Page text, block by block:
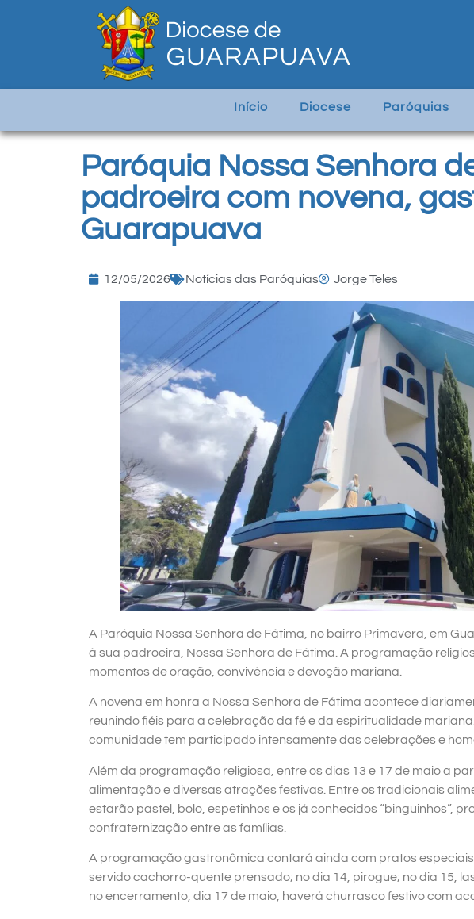
Início Diocese Paróquias
Paróquia Nossa Senhora
padroeira com novena,
Guarapuava
12/05/2026 Notícias das Paróquias Jorge Teles
A Paróquia Nossa Senhora de Fátima, no bairro Primavera, em
à sua padroeira, Nossa Senhora de Fátima. A programação
momentos de oração, convivência e devoção mariana.
A novena em honra a Nossa Senhora de Fátima acontece
reunindo fiéis para a celebração da fé e da espiritualidade
comunidade tem participado intensamente das celebrações e
Além da programação religiosa, entre os dias 13 e 17 de maio a
alimentação e diversas atrações festivas. Entre os tradicionais
estarão pastel, bolo, espetinhos e os já conhecidos “binguinhos”,
confraternização entre as famílias.
A programação gastronômica contará ainda com pratos
servido cachorro-quente prensado; no dia 14, pirogue; no dia 15,
no encerramento, dia 17 de maio, haverá churrasco festivo com